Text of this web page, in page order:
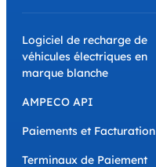
Logiciel de recharge de
véhicules électriques en
marque blanche
AMPECO API
Paiements et Facturation
Terminaux de Paiement